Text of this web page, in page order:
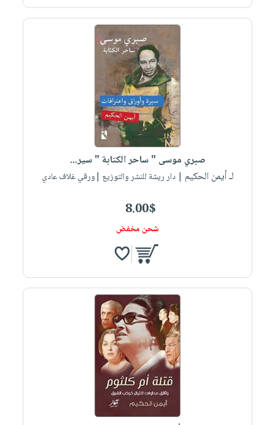
صبري موسى " ساحر الكتابة " سير...
لـ أيمن الحكيم | دار ريشة للنشر والتوزيع |ورقي غلاف عادي
8.00$
شحن مخفض